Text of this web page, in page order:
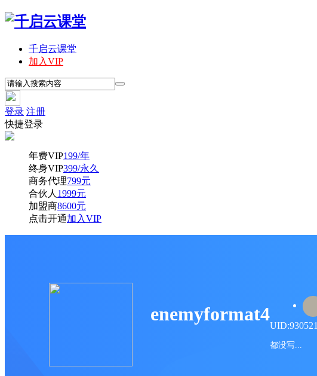
千启云课堂
加入VIP
登录 注册
快捷登录
年费VIP199/年
终身VIP399/永久
商务代理799元
合伙人 1999元
加盟商8600元
点击开通加入VIP
enemyformat4
UID:930521
都没写...